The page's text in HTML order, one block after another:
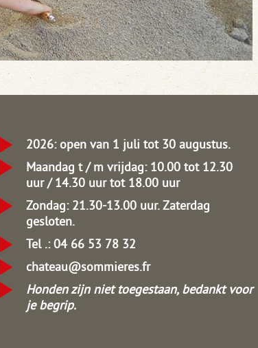
2026: open van 1 juli tot 30 augustus.
Maandag t / m vrijdag: 10.00 tot 12.30
uur / 14.30 uur tot 18.00 uur
Zondag: 21.30-13.00 uur.Zaterdag
gesloten.
Tel .: 04 66 53 78 32
chateau@sommieres.fr
Honden zijn niet toegestaan, bedankt voor
je begrip.